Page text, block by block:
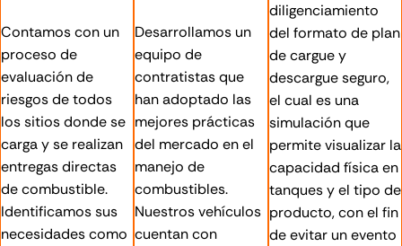
Contamos con un
proceso de
evaluación de
riesgos de todos
los sitios donde se
carga y se realizan
entregas directas
de combustible.
Identificamos sus
necesidades como
Desarrollamos un
equipo de
contratistas que
han adoptado las
mejores prácticas
del mercado en el
manejo de
combustibles.
Nuestros vehículos
cuentan con
diligenciamiento
del formato de plan
de cargue y
descargue seguro,
el cual es una
simulación que
permite visualizar la
capacidad física en
tanques y el tipo de
producto, con el fin
de evitar un evento